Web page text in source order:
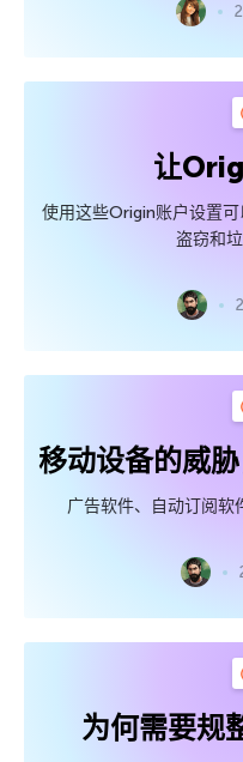
让
使用这些Origin账户设置
盗窃和
移动设备的威
广告软件、自动订阅软
为何需要规